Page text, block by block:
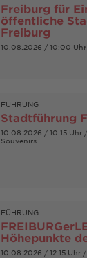
Freiburg für
öffentliche
Freiburg
10.08.2026 / 10:00
FÜHRUNG
Stadtführung
10.08.2026 / 10:15 Uhr
Souvenirs
FÜHRUNG
Höhepunkte
10.08.2026 / 12:15 Uhr